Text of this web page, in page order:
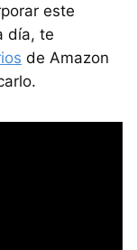
este
día, te
de Amazon